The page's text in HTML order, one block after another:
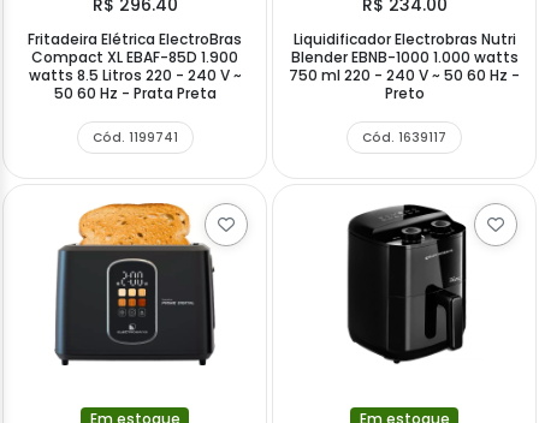
R$ 296.40
Fritadeira Elétrica ElectroBras
Compact XL EBAF-85D 1.900
watts 8.5 Litros 220 - 240 V ~
50 60 Hz - Prata Preta
Cód. 1199741
R$ 234.00
Liquidificador Electrobras Nutri
Blender EBNB-1000 1.000 watts
750 ml 220 - 240 V ~ 50 60 Hz -
Preto
Cód. 1639117
Em estoque Em estoque